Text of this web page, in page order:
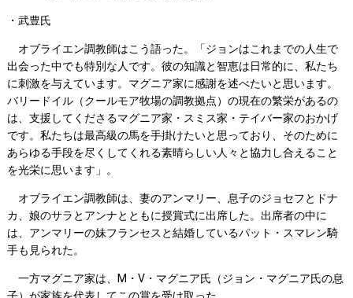
・武豊氏
オブライエン調教師はこう語った。「ジョンはこれまでの人生で
出会った中でも特別な人です。彼の知識と智恵は日常的に、私たち
に刺激を与えています。マグニア家に感謝を述べたいと思います。
バリードイル（クールモア牧場の調教拠点）の現在の繁栄があるの
は、支援してくださるマグニア家・スミス家・テイバー家のおかげ
です。私たちは最高級の馬を手掛けたいと思っており、そのために
あらゆる手段を尽くしてくれる素晴らしい人々と協力し合えること
を光栄に思います」。
オブライエン調教師は、妻のアンマリー、息子のジョセフとドナ
カ、娘のサラとアンナとともに授賞式に出席した。出席者の中に
は、アンマリーの妹フランセスと結婚しているパット・スマレン騎
手も見られた。
一方マグニア家は、M・V・マグニア氏（ジョン・マグニア氏の息